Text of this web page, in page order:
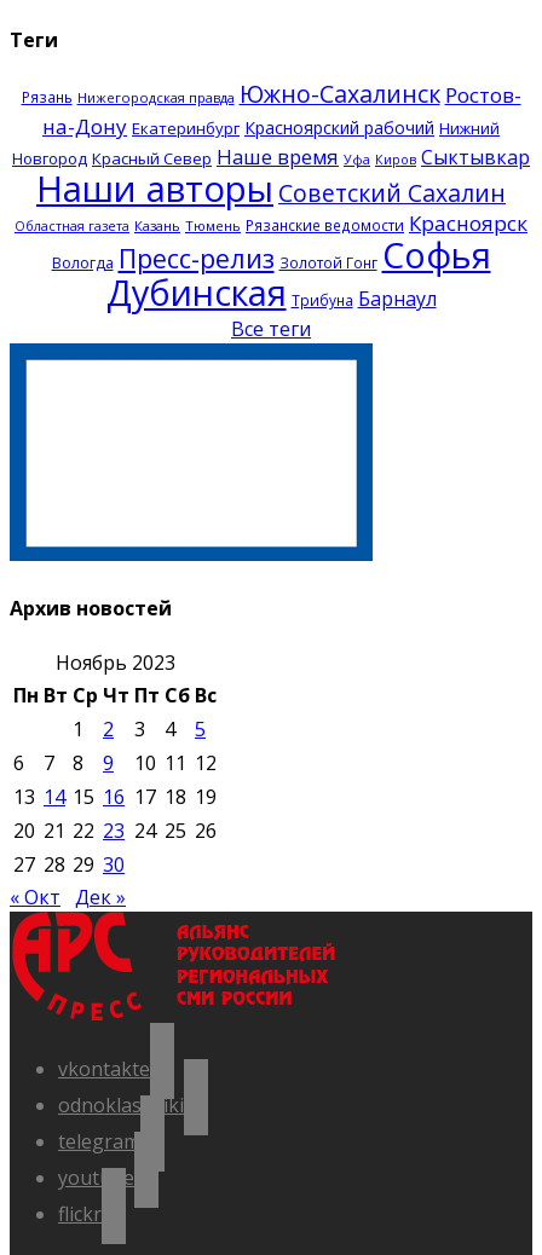
Теги
Рязань Нижегородская правда Южно-Сахалинск Ростов-
на-Дону Екатеринбург Красноярский рабочий Нижний
Новгород Красный Север Наше время Уфа Киров Сыктывкар
Наши авторы Советский Сахалин
Областная газета Казань Тюмень Рязанские ведомости Красноярск
Вологда Пресс-релиз Золотой Гонг Софья
Дубинская Трибуна Барнаул
Все теги
Архив новостей
Ноябрь 2023
Пн Вт Ср Чт Пт Сб Вс
1
2 3 4
5
6
7 8 9 10 11 12
13 14 15 16 17 18 19
20 21 22 23 24 25 26
27 28 29 30
« Окт Дек »
vkontakte
odnoklassniki
telegram
youtube
flickr